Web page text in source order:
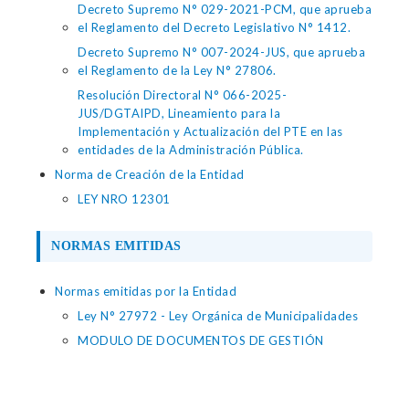
Decreto Supremo N° 029-2021-PCM, que aprueba
el Reglamento del Decreto Legislativo N° 1412.
Decreto Supremo N° 007-2024-JUS, que aprueba
el Reglamento de la Ley N° 27806.
Resolución Directoral N° 066-2025-
JUS/DGTAIPD, Lineamiento para la
Implementación y Actualización del PTE en las
entidades de la Administración Pública.
Norma de Creación de la Entidad
LEY NRO 12301
NORMAS EMITIDAS
Normas emitidas por la Entidad
Ley N° 27972 - Ley Orgánica de Municipalidades
MODULO DE DOCUMENTOS DE GESTIÓN